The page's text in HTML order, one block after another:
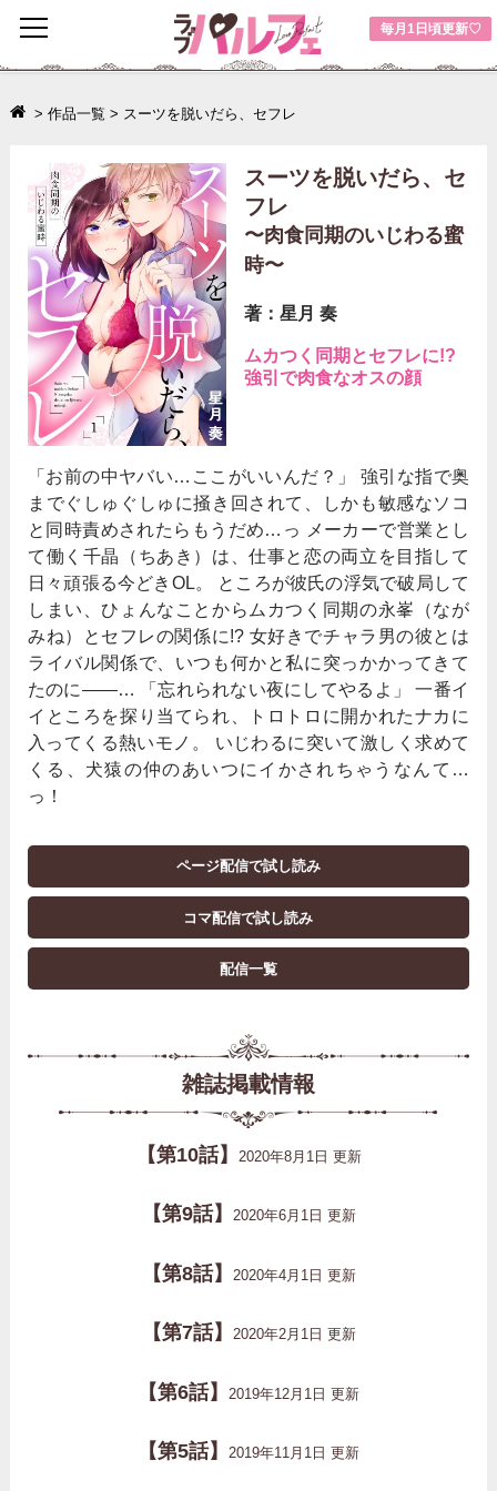
毎月1日頃更新♡
toggle
navigation
> 作品一覧 > スーツを脱いだら、セフレ
スーツを脱いだら、セ
フレ
〜肉食同期のいじわる蜜
時〜
著：星月 奏
ムカつく同期とセフレに!?
強引で肉食なオスの顔
「お前の中ヤバい…ここがいいんだ？」 強引な指で奥
までぐしゅぐしゅに掻き回されて、しかも敏感なソコ
と同時責めされたらもうだめ…っ メーカーで営業とし
て働く千晶（ちあき）は、仕事と恋の両立を目指して
日々頑張る今どきOL。 ところが彼氏の浮気で破局して
しまい、ひょんなことからムカつく同期の永峯（なが
みね）とセフレの関係に!? 女好きでチャラ男の彼とは
ライバル関係で、いつも何かと私に突っかかってきて
たのに――… 「忘れられない夜にしてやるよ」 一番イ
イところを探り当てられ、トロトロに開かれたナカに
入ってくる熱いモノ。 いじわるに突いて激しく求めて
くる、犬猿の仲のあいつにイかされちゃうなんて…
っ！
ページ配信で試し読み
コマ配信で試し読み
配信一覧
雑誌掲載情報
【第10話】 2020年8月1日 更新
【第9話】 2020年6月1日 更新
【第8話】 2020年4月1日 更新
【第7話】 2020年2月1日 更新
【第6話】 2019年12月1日 更新
【第5話】 2019年11月1日 更新